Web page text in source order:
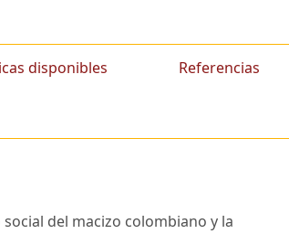
disponibles Referencias
del macizo colombiano y la